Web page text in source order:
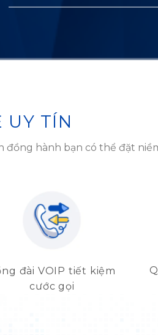
UY TÍN
đồng hành bạn có thể đặt
đài VOIP tiết kiệm
cước gọi